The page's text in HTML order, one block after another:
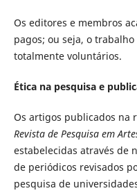
Os editores e membros
pagos; ou seja, o
totalmente voluntários.
Ética na pesquisa e
Os artigos publicados na
Revista de Pesquisa em
estabelecidas através de
de periódicos revisados
pesquisa de